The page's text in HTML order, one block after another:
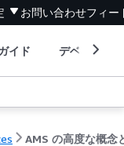
お問い合わせフィー
イド デベロッパ